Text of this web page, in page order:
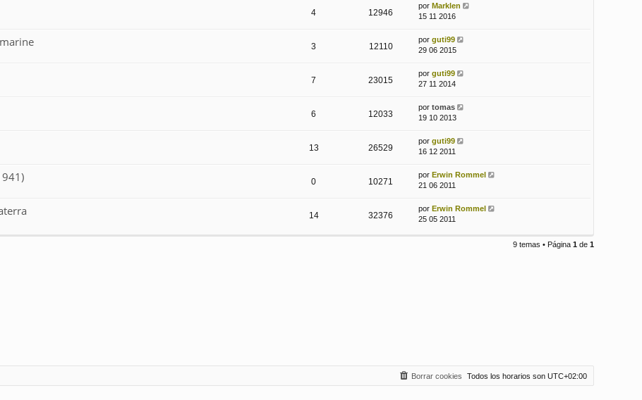
4 12946
por Marklen
15 11 2016
3 12110
por guti99
29 06 2015
7 23015
por guti99
27 11 2014
6 12033
por tomas
19 10 2013
13 26529
por guti99
16 12 2011
0 10271
por Erwin Rommel
21 06 2011
14 32376
por Erwin Rommel
25 05 2011
9 temas • Página 1de 1
Todos los horarios son UTC+02:00
Borrar cookies